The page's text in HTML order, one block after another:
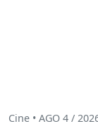
Cine • AGO 4 /